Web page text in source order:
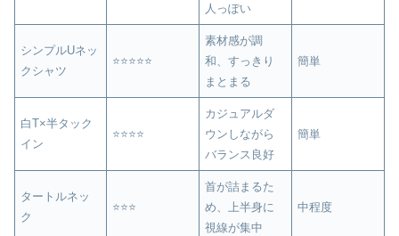
人っぽい
シンプルUネッ
クシャツ
⭐⭐⭐⭐⭐
素材感が調
和、すっきり
まとまる
簡単
白T×半タック
イン
⭐⭐⭐⭐
カジュアルダ
ウンしながら
バランス良好
簡単
タートルネッ
ク
⭐⭐⭐
首が詰まるた
め、上半身に
視線が集中
中程度